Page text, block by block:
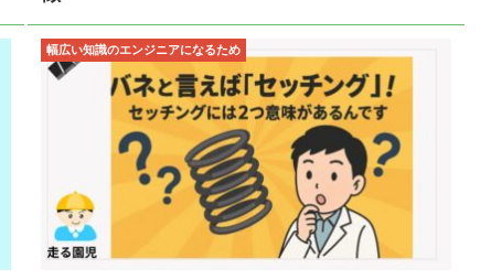
幅広い知識のエンジニアになるため